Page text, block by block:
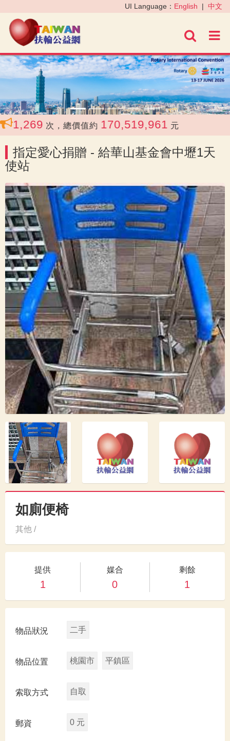
進階
UI Language： English | 中文
‹ ›
次，總價值約 170,519,961 元
指定愛心捐贈 - 給華山基金會中壢1天
使站
如廁便椅
其他 /
提供
1
媒合
0
剩餘
1
物品狀況 二手
物品位置 桃園市 平鎮區
索取方式 自取
郵資 0 元